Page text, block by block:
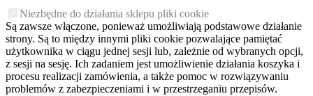
Niezbędne do działania sklepu pliki cookie
Są zawsze włączone, ponieważ umożliwiają podstawowe działanie
strony. Są to między innymi pliki cookie pozwalające pamiętać
użytkownika w ciągu jednej sesji lub, zależnie od wybranych opcji,
z sesji na sesję. Ich zadaniem jest umożliwienie działania koszyka i
procesu realizacji zamówienia, a także pomoc w rozwiązywaniu
problemów z zabezpieczeniami i w przestrzeganiu przepisów.